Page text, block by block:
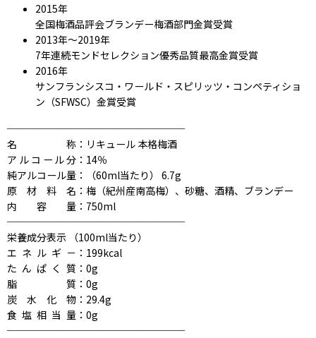
2015年
全国梅酒品評会ブランデー梅酒部門金賞受賞
2013年〜2019年
7年連続モンドセレクション優秀品質最高金賞受賞
2016年
サンフランシスコ・ワールド・スピリッツ・コンペティショ
ン（SFWSC）金賞受賞
──────────────────
名称 ：リキュール 本格梅酒
アルコール分 ：14％
純アルコール量 ：（60ml当たり） 6.7g
原材料名 ：梅（紀州産南高梅）、砂糖、酒精、ブランデー
内容量 ：750ml
──────────────────
栄養成分表示 （100ml当たり）
エネルギ－ ：199kcal
たんぱく質 ：0g
脂質 ：0g
炭水化物 ：29.4g
食塩相当量 ：0g
──────────────────